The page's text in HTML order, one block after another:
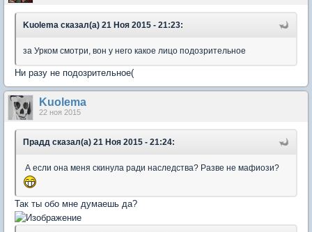
Kuolema сказал(а) 21 Ноя 2015 - 21:23:
за Урком смотри, вон у него какое лицо подозрительное
Ни разу не подозрительное(
Kuolema
22 ноя 2015
Прадд сказал(а) 21 Ноя 2015 - 21:24:
А если она меня скинула ради наследства? Разве не мафиози?
Так ты обо мне думаешь да?